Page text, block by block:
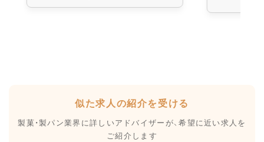
似た求人の紹介を受ける
製菓・製パン業界に詳しいアドバイザーが、希望に近い求人を
ご紹介します